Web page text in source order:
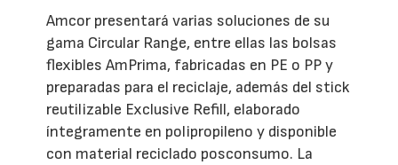
Amcor presentará varias soluciones de su
gama Circular Range, entre ellas las bolsas
flexibles AmPrima, fabricadas en PE o PP y
preparadas para el reciclaje, además del stick
reutilizable Exclusive Refill, elaborado
íntegramente en polipropileno y disponible
con material reciclado posconsumo. La